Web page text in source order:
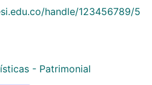
handle/123456789/5
- Patrimonial